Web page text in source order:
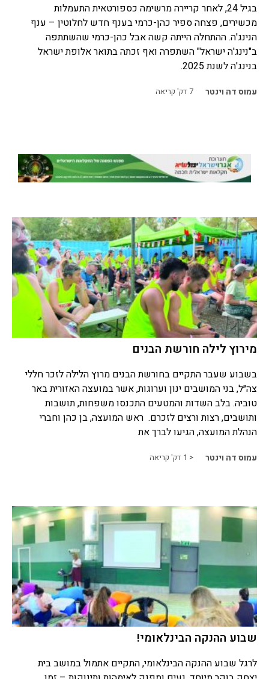
בגיל 24, לאחר קריירה מרשימה כספורטאית התעמלות
מכשירים, פצחה ספיר כהן-כרמי בענף חדש לחלוטין – ענף
הנינג'ה. ההתחלה הייתה קשה אבל כהן-כרמי שהשתתפה
ב"נינג'ה ישראל" השתפרה ואף זכתה בתואר אלופת ישראל
בנינג'ה לשנת 2025.
עמוס דה וינטר 7דק' קריאה
מירוץ לילה חורשת הבנים
בשבוע שעבר התקיים בחורשת הבנים מרוץ הלילה לזכר חללי
צה״ל, בני המושבים ינון וערוגות, אשר במועצה האזורית באר
טוביה. בלב השדות והמטעים התכנסו משפחות, תושבות
ותושבים, רצות ורצים לזכרם. ראש המועצה, בן כהן וחברי
הנהלת המועצה, הגיעו לברך את
עמוס דה וינטר < 1 דק' קריאה
שבוע ההנקה הבינלאומי!
לרגל שבוע ההנקה הבינלאומי, התקיים אתמול במושב בית